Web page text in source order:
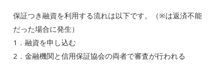
保証つき融資を利用する流れは以下です。（※は返済不能
だった場合に発生）
1．融資を申し込む
2．金融機関と信用保証協会の両者で審査が行われる